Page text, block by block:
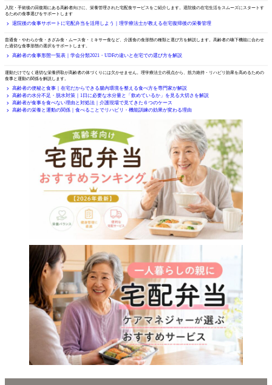
入院・手術後の回復期にある高齢者向けに、栄養管理された宅配食サービスをご紹介します。退院後の在宅生活をスムーズにスタートす
るための食事選びをサポートします
退院後の食事サポートに宅配弁当を活用しよう｜理学療法士が教える在宅復帰後の栄養管理
普通食・やわらか食・きざみ食・ムース食・ミキサー食など、介護食の食形態の種類と選び方を解説します。高齢者の嚥下機能に合わせ
た適切な食事形態の選択をサポートします。
高齢者の食事形態一覧表｜学会分類2021・UDFの違いと在宅での選び方を解説
運動だけでなく適切な栄養摂取が高齢者の体づくりには欠かせません。理学療法士の視点から、筋力維持・リハビリ効果を高めるための
食事と運動の関係を解説します。
高齢者の便秘と食事｜在宅だからできる腸内環境を整える食べ方を専門家が解説
高齢者の水分不足・脱水対策｜1日に必要な水分量と「飲めているか」を見る大切さを解説
高齢者が食事を食べない理由と対処法｜介護現場で見てきた６つのケース
高齢者の栄養と運動の関係｜食べることでリハビリ・機能訓練の効果が変わる理由